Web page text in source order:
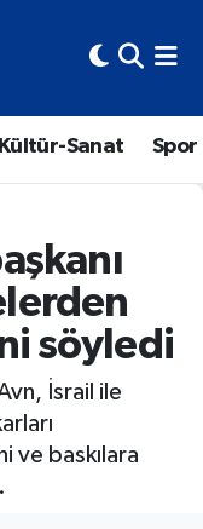
Kültür-Sanat Spor
söyledi
İsrail ile
ve baskılara